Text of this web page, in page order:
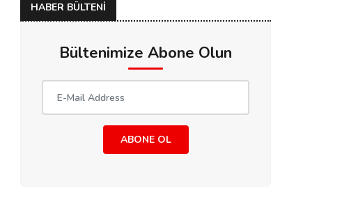
HABER BÜLTENİ
Bültenimize Abone Olun
ABONE OL